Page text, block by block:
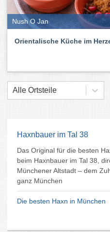
Nush O Jan
Orientalische Küche im
Alle Ortsteile
Haxnbauer im Tal 38
Das Original für die besten
beim Haxnbauer im Tal 38,
Münchener Altstadt – dem
ganz München
Die besten Haxn in München